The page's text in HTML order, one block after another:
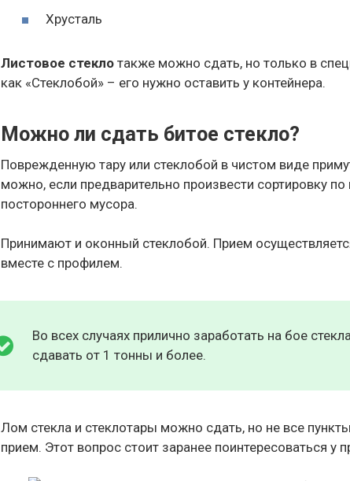
Хрусталь
Листовое стекло также можно сдать, но только в
как «Стеклобой» – его нужно оставить у контейнера.
Можно ли сдать битое стекло?
Поврежденную тару или стеклобой в чистом виде
можно, если предварительно произвести сортировку по
постороннего мусора.
Принимают и оконный стеклобой. Прием
вместе с профилем.
Во всех случаях прилично заработать на бое
сдавать от 1 тонны и более.
Лом стекла и стеклотары можно сдать, но не все
прием. Этот вопрос стоит заранее поинтересоваться у